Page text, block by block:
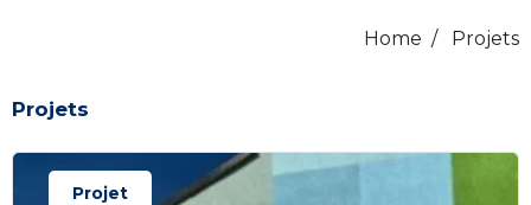
Home / Projets
Projets
Projet